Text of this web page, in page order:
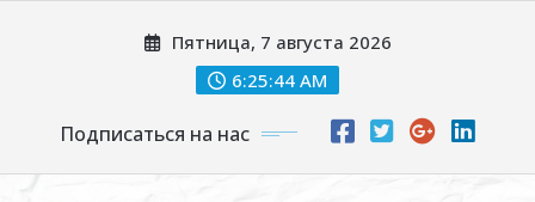
Пятница, 7 августа 2026
6:25:45 AM
Подписаться на нас